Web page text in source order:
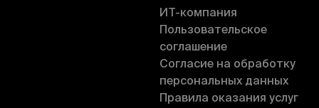
ИT-компания
Пользовательское
соглашение
Согласие на обработку
персональных данных
Правила оказания услуг